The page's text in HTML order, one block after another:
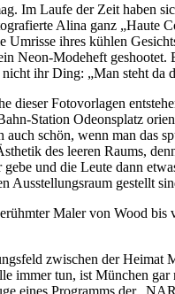
Im Laufe der Zeit haben
Alina ganz „Haute
Umrisse ihres kühlen
Neon-Modeheft
ihr Ding: „Man steht
dieser Fotovorlagen
Station Odeonsplatz
schön, wenn man das
des leeren Raums,
und die Leute dann
Ausstellungsraum gestellt
Maler von Wood
zwischen der Heimat
immer tun, ist München
Programms der